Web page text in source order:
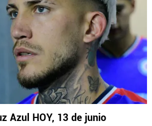
Azul HOY, 13 de junio